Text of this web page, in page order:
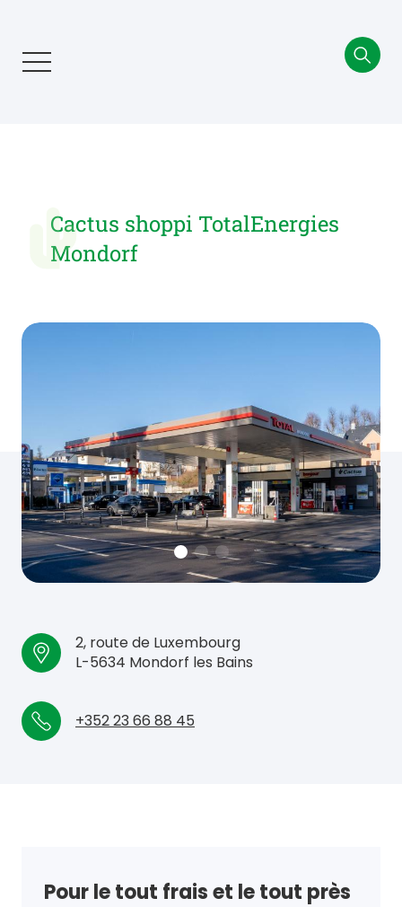
Cactus shoppi TotalEnergies
Mondorf
2, route de Luxembourg
L-5634 Mondorf les Bains
+352 23 66 88 45
Pour le tout frais et le tout près